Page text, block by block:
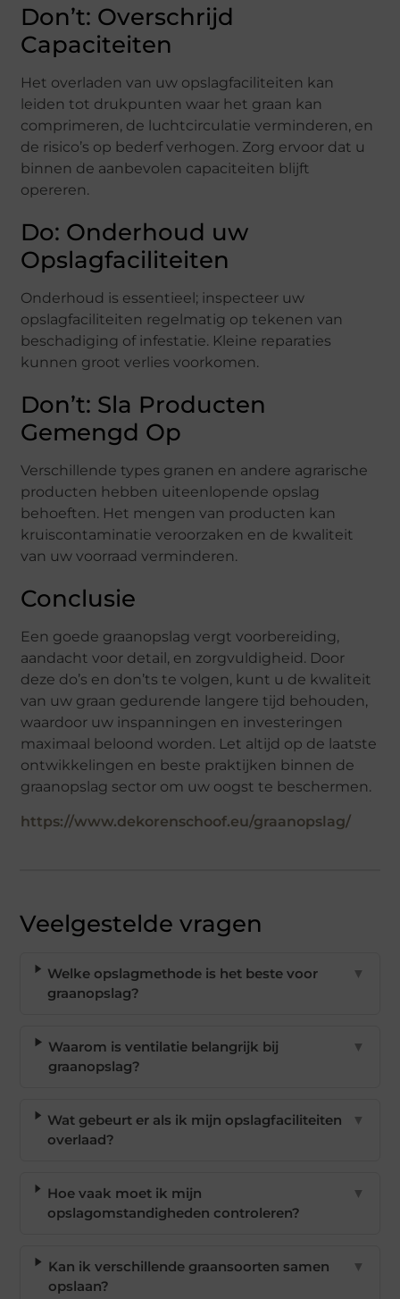
Don’t: Overschrijd
Capaciteiten
Het overladen van uw opslagfaciliteiten kan
leiden tot drukpunten waar het graan kan
comprimeren, de luchtcirculatie verminderen, en
de risico’s op bederf verhogen. Zorg ervoor dat u
binnen de aanbevolen capaciteiten blijft
opereren.
Do: Onderhoud uw
Opslagfaciliteiten
Onderhoud is essentieel; inspecteer uw
opslagfaciliteiten regelmatig op tekenen van
beschadiging of infestatie. Kleine reparaties
kunnen groot verlies voorkomen.
Don’t: Sla Producten
Gemengd Op
Verschillende types granen en andere agrarische
producten hebben uiteenlopende opslag
behoeften. Het mengen van producten kan
kruiscontaminatie veroorzaken en de kwaliteit
van uw voorraad verminderen.
Conclusie
Een goede graanopslag vergt voorbereiding,
aandacht voor detail, en zorgvuldigheid. Door
deze do’s en don’ts te volgen, kunt u de kwaliteit
van uw graan gedurende langere tijd behouden,
waardoor uw inspanningen en investeringen
maximaal beloond worden. Let altijd op de laatste
ontwikkelingen en beste praktijken binnen de
graanopslag sector om uw oogst te beschermen.
https://www.dekorenschoof.eu/graanopslag/
Veelgestelde vragen
Welke opslagmethode is het beste voor
graanopslag?
▼
Waarom is ventilatie belangrijk bij
graanopslag?
▼
Wat gebeurt er als ik mijn opslagfaciliteiten
overlaad?
▼
Hoe vaak moet ik mijn
opslagomstandigheden controleren?
▼
Kan ik verschillende graansoorten samen
opslaan?
▼